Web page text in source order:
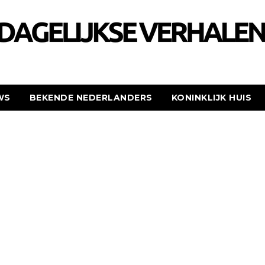
BEKENDE NEDERLANDERS KONINKLIJK HUIS